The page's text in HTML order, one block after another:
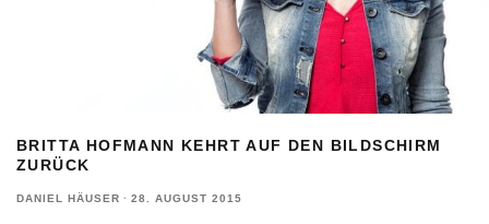
BRITTA HOFMANN KEHRT AUF DEN BILDSCHIRM
ZURÜCK
DANIEL HÄUSER · 28. AUGUST 2015